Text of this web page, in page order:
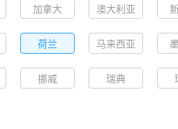
加拿大 澳大利亚
荷兰 马来西亚
挪威 瑞典